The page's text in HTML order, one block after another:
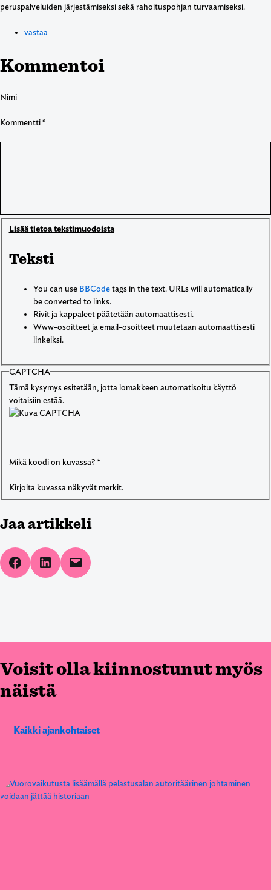
peruspalveluiden järjestämiseksi sekä rahoituspohjan turvaamiseksi.
vastaa
Kommentoi
Nimi
Kommentti*
Lisää tietoa tekstimuodoista
Teksti
You can use BBCodetags in the text. URLs will automatically
be converted to links.
Rivit ja kappaleet päätetään automaattisesti.
Www-osoitteet ja email-osoitteet muutetaan automaattisesti
linkeiksi.
CAPTCHA
Tämä kysymys esitetään, jotta lomakkeen automatisoitu käyttö
voitaisiin estää.
Mikä koodi on kuvassa?*
Kirjoita kuvassa näkyvät merkit.
Jaa artikkeli
Share on Facebook
Share on LinkedIn
Email this Page
Voisit olla kiinnostunut myös
näistä
Kaikki ajankohtaiset